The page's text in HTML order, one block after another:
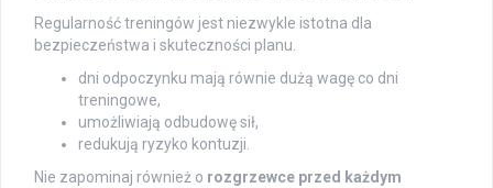
Regularność treningów jest niezwykle istotna dla
bezpieczeństwa i skuteczności planu.
dni odpoczynku mają równie dużą wagę co dni
treningowe,
umożliwiają odbudowę sił,
redukują ryzyko kontuzji.
Nie zapominaj również o rozgrzewce przed każdym